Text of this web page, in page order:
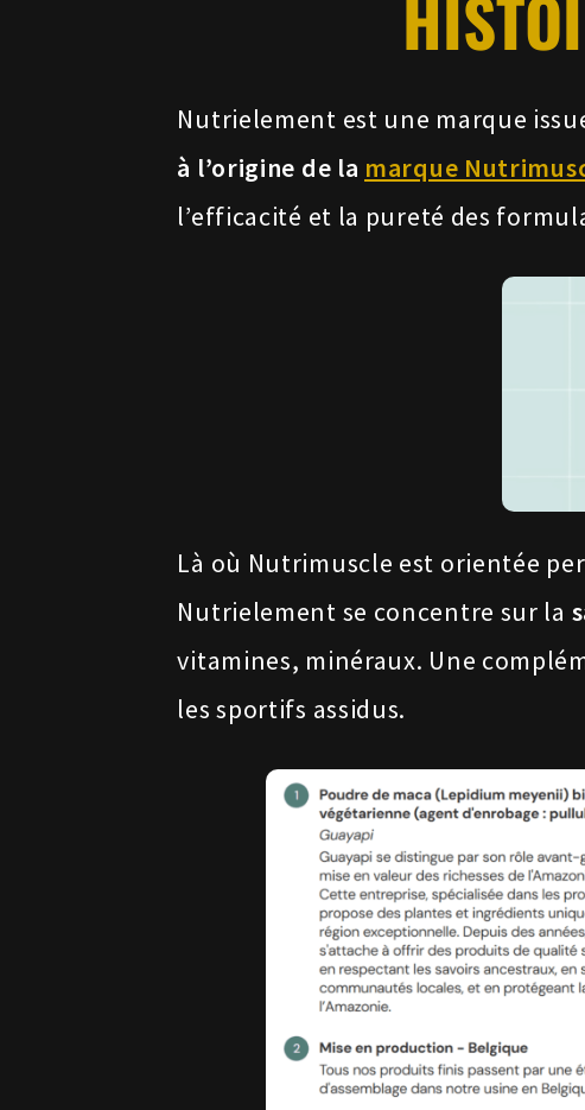
Nutrielement est une marque
à l’origine de la marque
l’efficacité et la pureté des
Là où Nutrimuscle est orientée
Nutrielement se concentre sur la
vitamines, minéraux. Une
les sportifs assidus.